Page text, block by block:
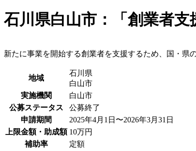
石川県白山市：「創業者支
新たに事業を開始する創業者を支援するため、国・県
地域
石川県
白山市
実施機関
白山市
公募ステータス
公募終了
申請期間
2025年4月1日〜2026年3月31日
上限金額・助成額 10万円
補助率
定額